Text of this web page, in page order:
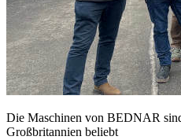
Die Maschinen von BEDNAR
Großbritannien beliebt